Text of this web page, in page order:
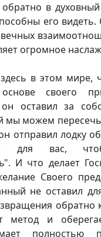
обратно в
его видеть.
вечных
огромное
в этом мире,
своего
оставил за
мы можем
отправил лодку
для вас,
И что делает
Своего
не оставил
обратно
метод и
полностью